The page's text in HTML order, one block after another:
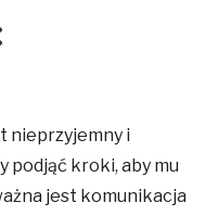
nieprzyjemny i
podjąć kroki, aby mu
jest komunikacja